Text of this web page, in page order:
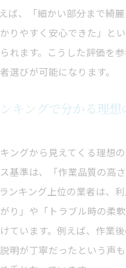
ば、「細かい部分まで綺麗
かりやすく安心できた」と
れます。こうした評価を
選びが可能になります。
キングで分かる理想
ングから見えてくる理想
基準は、「作業品質の高
ンキング上位の業者は、
り」や「トラブル時の柔
ています。例えば、作業
明が丁寧だったという声